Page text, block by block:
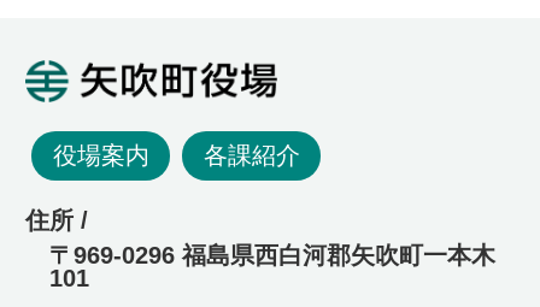
役場案内 各課紹介
住所 /
〒969-0296 福島県西白河郡矢吹町一本木
101